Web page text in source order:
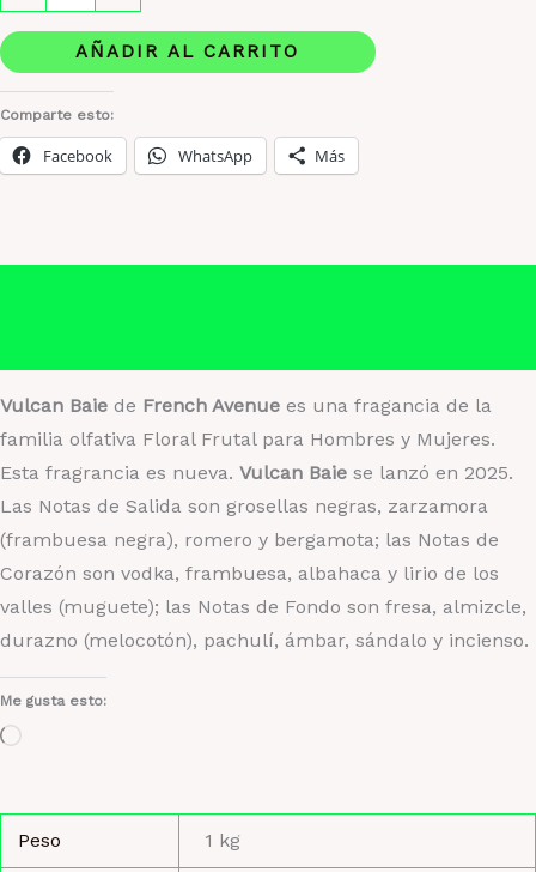
Baie
French
Avenue
1.1
unisex
cantidad
AÑADIR AL CARRITO
Comparte esto:
Facebook WhatsApp Más
Vulcan Baie de French Avenue es una fragancia de la
familia olfativa Floral Frutal para Hombres y Mujeres.
Esta fragrancia es nueva. Vulcan Baie se lanzó en 2025.
Las Notas de Salida son grosellas negras, zarzamora
(frambuesa negra), romero y bergamota; las Notas de
Corazón son vodka, frambuesa, albahaca y lirio de los
valles (muguete); las Notas de Fondo son fresa, almizcle,
durazno (melocotón), pachulí, ámbar, sándalo y incienso.
Me gusta esto:
Cargando...
Peso 1 kg